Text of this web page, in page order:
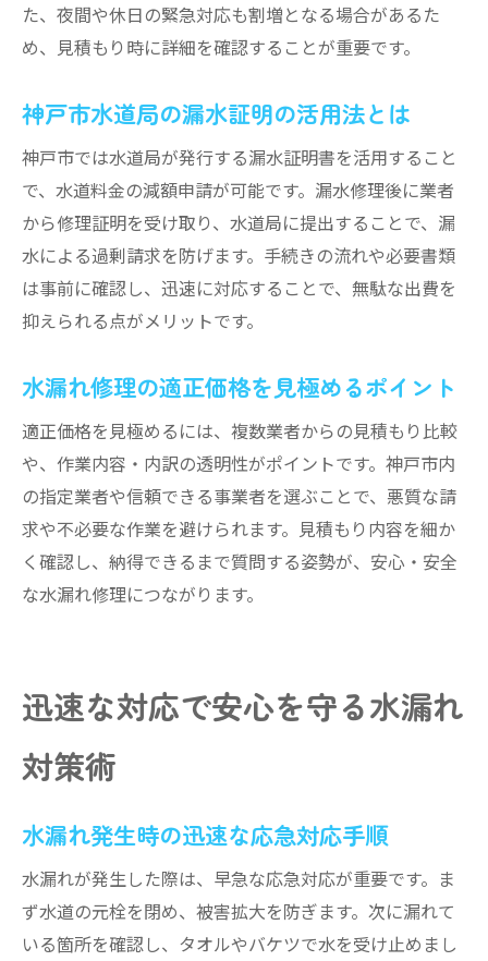
た、夜間や休日の緊急対応も割増となる場合があるた
め、見積もり時に詳細を確認することが重要です。
神戸市水道局の漏水証明の活用法とは
神戸市では水道局が発行する漏水証明書を活用すること
で、水道料金の減額申請が可能です。漏水修理後に業者
から修理証明を受け取り、水道局に提出することで、漏
水による過剰請求を防げます。手続きの流れや必要書類
は事前に確認し、迅速に対応することで、無駄な出費を
抑えられる点がメリットです。
水漏れ修理の適正価格を見極めるポイント
適正価格を見極めるには、複数業者からの見積もり比較
や、作業内容・内訳の透明性がポイントです。神戸市内
の指定業者や信頼できる事業者を選ぶことで、悪質な請
求や不必要な作業を避けられます。見積もり内容を細か
く確認し、納得できるまで質問する姿勢が、安心・安全
な水漏れ修理につながります。
迅速な対応で安心を守る水漏れ
対策術
水漏れ発生時の迅速な応急対応手順
水漏れが発生した際は、早急な応急対応が重要です。ま
ず水道の元栓を閉め、被害拡大を防ぎます。次に漏れて
いる箇所を確認し、タオルやバケツで水を受け止めまし